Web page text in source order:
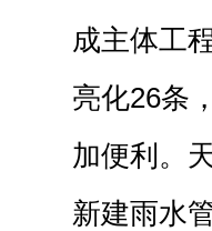
成主体工
亮化26条
加便利。
新建雨水